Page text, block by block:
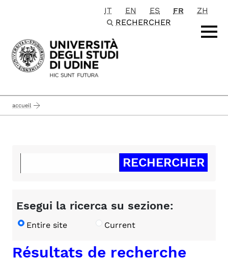
Passa al contenuto principale
IT EN ES FR
ZH
RECHERCHER
accueil
Esegui la ricerca su sezione:
Entire site Current
Résultats de recherche